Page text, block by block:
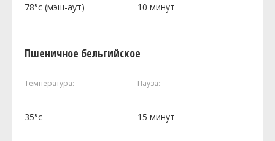
78°c (мэш-аут) 10 минут
Пшеничное бельгийское
Температура: Пауза:
35°c 15 минут